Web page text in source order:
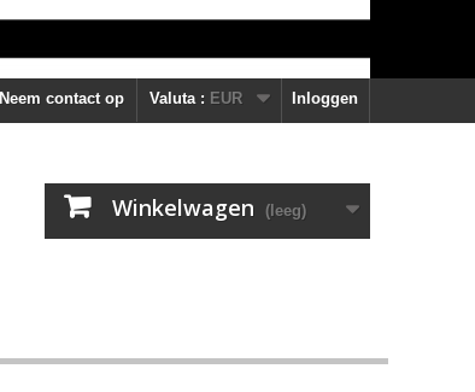
Inloggen
Valuta : EUR
Neem contact op
Winkelwagen (leeg)